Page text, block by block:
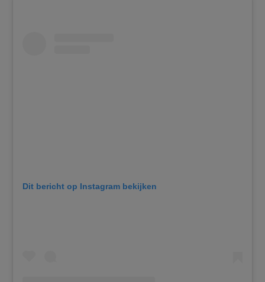
Dit bericht op Instagram bekijken